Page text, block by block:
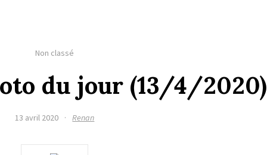
Non classé
du jour (13/4/2020)
13 avril 2020 · Renan